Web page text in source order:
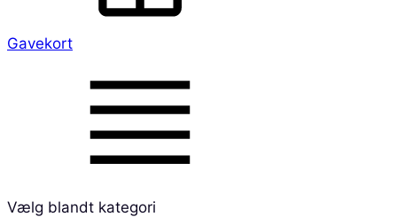
Gavekort
Vælg blandt kategori